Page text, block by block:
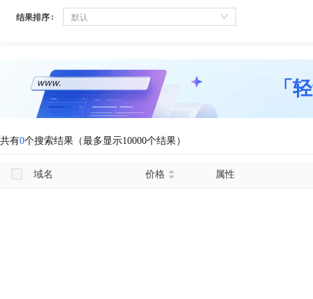
结果排序 默认
「
共有0个搜索结果（最多显示10000个结果）
域名 价格 属性